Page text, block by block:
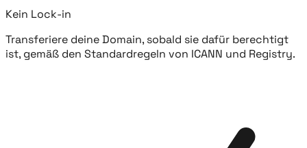
Kein Lock-in
Transferiere deine Domain, sobald sie dafür berechtigt
ist, gemäß den Standardregeln von ICANN und Registry.